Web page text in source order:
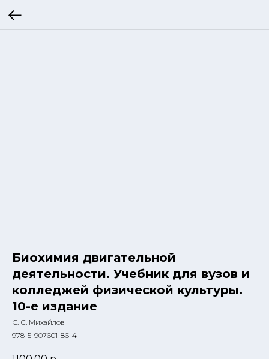
Биохимия двигательной
деятельности. Учебник для вузов и
колледжей физической культуры.
10-е издание
С. С. Михайлов
978-5-907601-86-4